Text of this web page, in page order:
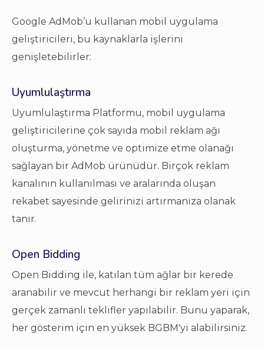
Google AdMob’u kullanan mobil uygulama
geliştiricileri, bu kaynaklarla işlerini
genişletebilirler:
Uyumlulaştırma
Uyumlulaştırma Platformu, mobil uygulama
geliştiricilerine çok sayıda mobil reklam ağı
oluşturma, yönetme ve optimize etme olanağı
sağlayan bir AdMob ürünüdür. Birçok reklam
kanalının kullanılması ve aralarında oluşan
rekabet sayesinde gelirinizi artırmanıza olanak
tanır.
Open Bidding
Open Bidding ile, katılan tüm ağlar bir kerede
aranabilir ve mevcut herhangi bir reklam yeri için
gerçek zamanlı teklifler yapılabilir. Bunu yaparak,
her gösterim için en yüksek BGBM'yi alabilirsiniz.